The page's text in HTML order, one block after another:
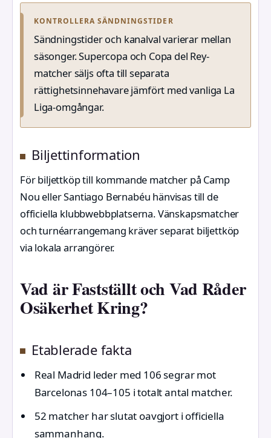
KONTROLLERA SÄNDNINGSTIDER
Sändningstider och kanalval varierar mellan
säsonger. Supercopa och Copa del Rey-
matcher säljs ofta till separata
rättighetsinnehavare jämfört med vanliga La
Liga-omgångar.
Biljettinformation
För biljettköp till kommande matcher på Camp
Nou eller Santiago Bernabéu hänvisas till de
officiella klubbwebbplatserna. Vänskapsmatcher
och turnéarrangemang kräver separat biljettköp
via lokala arrangörer.
Vad är Fastställt och Vad Råder
Osäkerhet Kring?
Etablerade fakta
Real Madrid leder med 106 segrar mot
Barcelonas 104–105 i totalt antal matcher.
52 matcher har slutat oavgjort i officiella
sammanhang.